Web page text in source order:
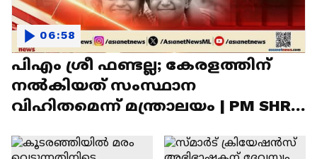
പിഎം ശ്രീ ഫണ്ടല്ല; കേരളത്തിന്
നൽകിയത് സംസ്ഥാന
വിഹിതമെന്ന് മന്ത്രാലയം | PM SHRI |
06:58